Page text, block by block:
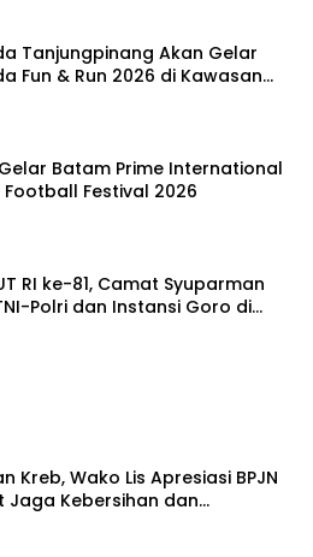
Tanjungpinang Akan Gelar
Fun & Run 2026 di Kawasan
Batam Prime International
Festival 2026
RI ke-81, Camat Syuparman
Polri dan Instansi Goro di
Kreb, Wako Lis Apresiasi BPJN
Jaga Kebersihan dan
Jalan